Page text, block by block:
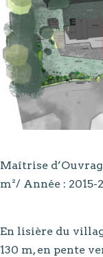
Maîtrise
m²/ Année : 2015-
En lisière du
130 m, en pente